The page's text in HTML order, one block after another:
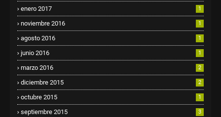
enero 2017 1
noviembre 2016 1
agosto 2016 1
junio 2016 1
marzo 2016 2
diciembre 2015 2
octubre 2015 1
septiembre 2015 3